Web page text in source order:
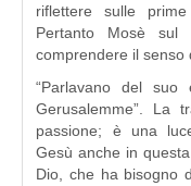
riflettere sulle
Pertanto Mosè sul
comprendere il senso
“Parlavano del
Gerusalemme”. La
passione; è una
Gesù anche in
Dio, che ha bisogno